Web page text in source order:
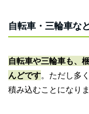
自転車・三輪車な
自転車や三輪車も、
んどです。ただし多
積み込むことになりま